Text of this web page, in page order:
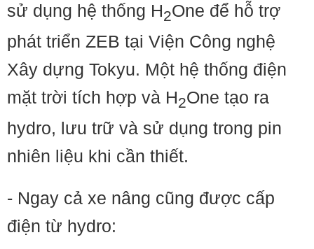
sử dụng hệ thống H2One để hỗ trợ
phát triển ZEB tại Viện Công nghệ
Xây dựng Tokyu. Một hệ thống điện
mặt trời tích hợp và H2One tạo ra
hydro, lưu trữ và sử dụng trong pin
nhiên liệu khi cần thiết.
- Ngay cả xe nâng cũng được cấp
điện từ hydro: